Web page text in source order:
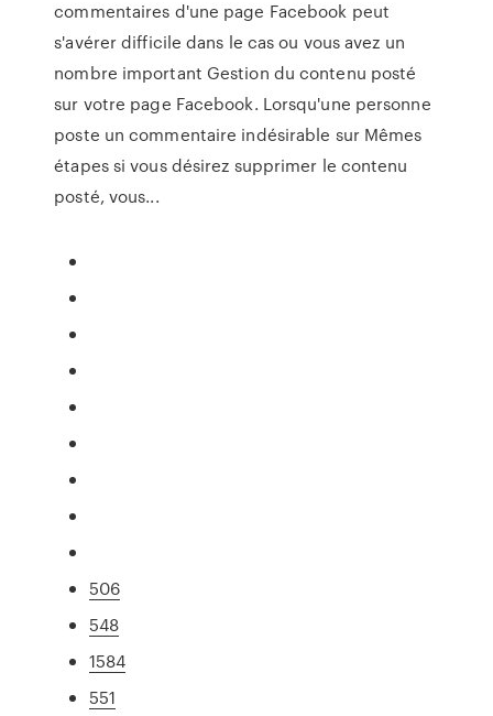
commentaires d'une page Facebook peut
s'avérer difficile dans le cas ou vous avez un
nombre important Gestion du contenu posté
sur votre page Facebook. Lorsqu'une personne
poste un commentaire indésirable sur Mêmes
étapes si vous désirez supprimer le contenu
posté, vous...
506
548
1584
551